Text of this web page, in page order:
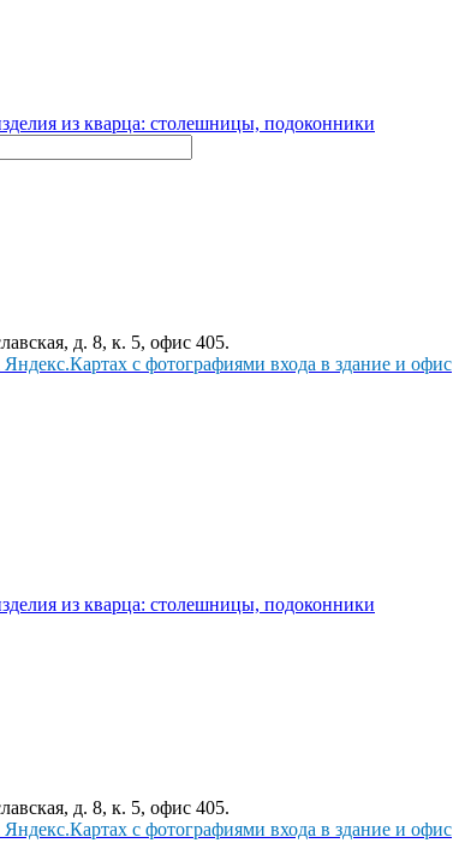
д. 8, к. 5, офис 405.
с фотографиями входа в здание и офис
д. 8, к. 5, офис 405.
с фотографиями входа в здание и офис